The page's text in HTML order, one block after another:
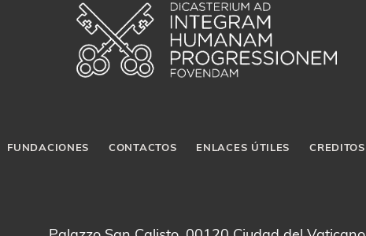
FUNDACIONES CONTACTOS ENLACES ÚTILES CREDITOS